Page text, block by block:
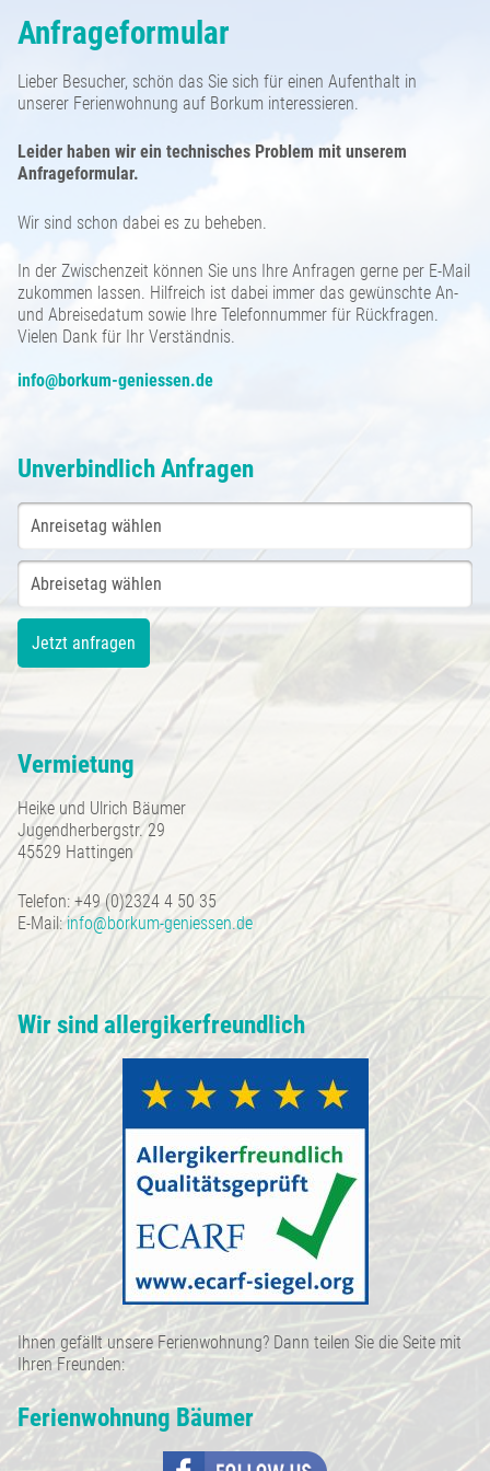
Gästestimmen
Anreise
Unsere Borkum-Tipps
Borkum Wetter
Borkum - Ortsansichten
Natur auf Borkum
Türme und Seezeichen
Alte Inselansichten
Anfrageformular
Buchung
Kleingedrucktes
Datenschutzerklärung
Partner
Anfrageformular
Lieber Besucher, schön das Sie sich für einen Aufenthalt in
unserer Ferienwohnung auf Borkum interessieren.
Leider haben wir ein technisches Problem mit unserem
Anfrageformular.
Wir sind schon dabei es zu beheben.
In der Zwischenzeit können Sie uns Ihre Anfragen gerne per E-Mail
zukommen lassen. Hilfreich ist dabei immer das gewünschte An-
und Abreisedatum sowie Ihre Telefonnummer für Rückfragen.
Vielen Dank für Ihr Verständnis.
info@borkum-geniessen.de
Unverbindlich Anfragen
Vermietung
Heike und Ulrich Bäumer
Jugendherbergstr. 29
45529 Hattingen
Telefon: +49 (0)2324 4 50 35
E-Mail:info@borkum-geniessen.de
Wir sind allergikerfreundlich
Ihnen gefällt unsere Ferienwohnung? Dann teilen Sie die Seite mit
Ihren Freunden:
Ferienwohnung Bäumer